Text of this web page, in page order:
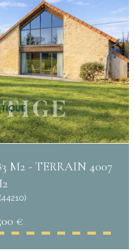
M2 - TERRAIN 4007
€